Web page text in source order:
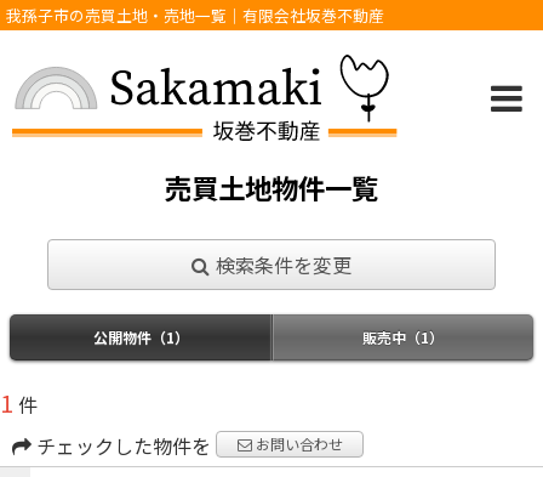
我孫子市の売買土地・売地一覧｜有限会社坂巻不動産
売買土地物件一覧
検索条件を変更
公開物件（1） 販売中（1）
1 件
チェックした物件を
お問い合わせ